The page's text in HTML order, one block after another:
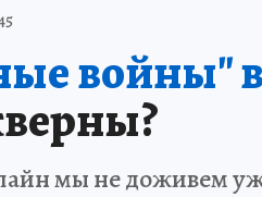
СЕБЕ
войны"
мы не доживем